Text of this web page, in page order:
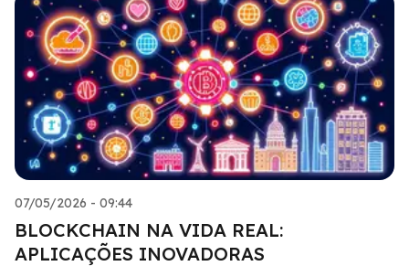
07/05/2026 - 09:44
BLOCKCHAIN NA VIDA REAL:
APLICAÇÕES INOVADORAS